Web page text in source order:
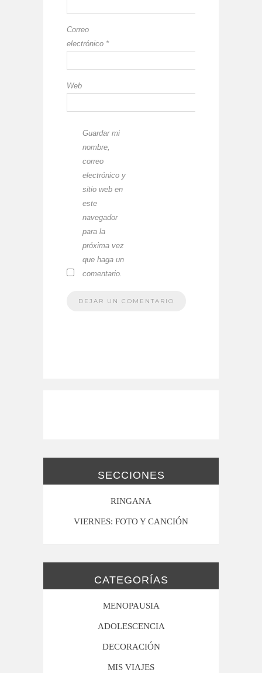
Correo
electrónico *
Web
Guardar mi
nombre,
correo
electrónico y
sitio web en
este
navegador
para la
próxima vez
que haga un
comentario.
SECCIONES
RINGANA
VIERNES: FOTO Y CANCIÓN
CATEGORÍAS
MENOPAUSIA
ADOLESCENCIA
DECORACIÓN
MIS VIAJES